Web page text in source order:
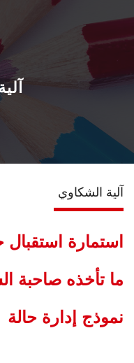
آلية الشكاوي
استمارة استقبال
ما تأخذه صاحبة
نموذج إدارة حالة